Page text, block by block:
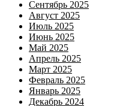
Сентябрь 2025
Август 2025
Июль 2025
Июнь 2025
Май 2025
Апрель 2025
Март 2025
Февраль 2025
Январь 2025
Декабрь 2024